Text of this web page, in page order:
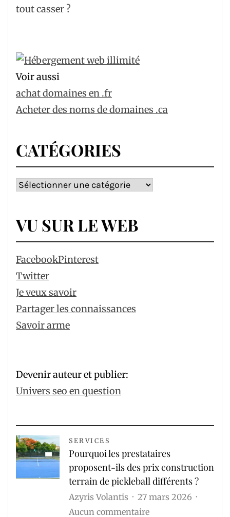
tout casser ?
Voir aussi
achat domaines en .fr
Acheter des noms de domaines .ca
CATÉGORIES
Catégories
VU SUR LE WEB
FacebookPinterest
Twitter
Je veux savoir
Partager les connaissances
Savoir arme
Devenir auteur et publier:
Univers seo en question
SERVICES
Pourquoi les prestataires
proposent-ils des prix construction
terrain de pickleball différents ?
Azyris Volantis
27 mars 2026
Aucun commentairesur